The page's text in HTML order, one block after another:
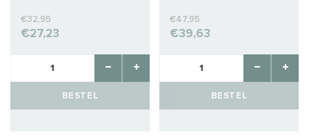
€32,95
€27,23
BESTEL
€47,95
€39,63
BESTEL